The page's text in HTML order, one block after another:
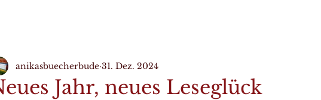
Jahr, neues Leseglück
anikasbuecherbude 31. Dez. 2024